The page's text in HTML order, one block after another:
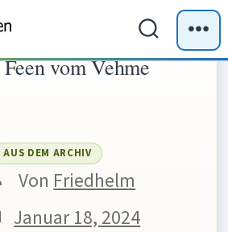
Suche
ein-/
vom Vehme
AUS DEM ARCHIV
Von Friedhelm
Januar 18, 2024